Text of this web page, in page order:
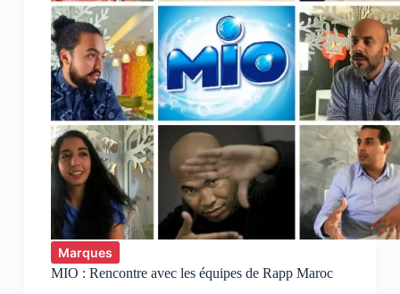
Marques
MIO : Rencontre avec les équipes de Rapp Maroc